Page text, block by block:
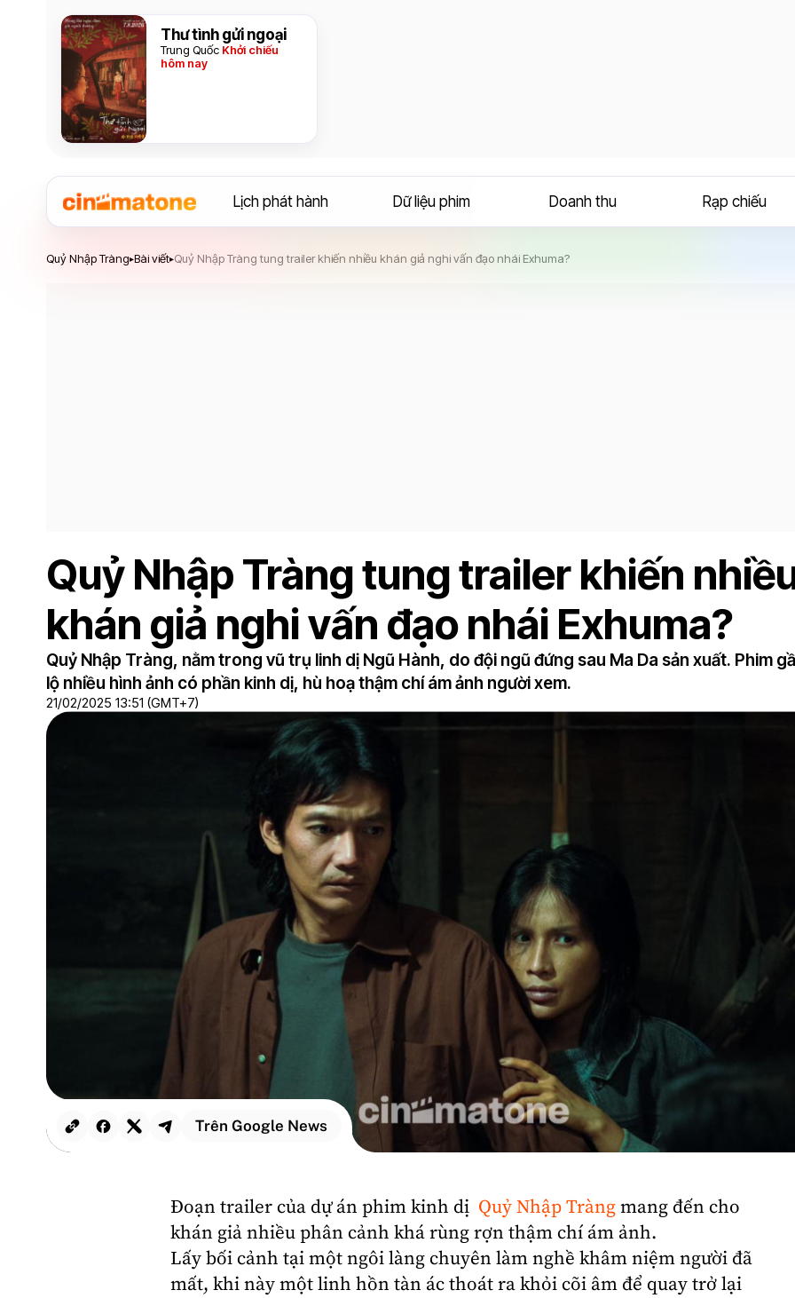
Thư tình gửi ngoại
Trung Quốc Khởi chiếu
hôm nay
Lịch phát hành Dữ liệu phim Doanh thu Rạp chiếu
Quỷ Nhập Tràng▸Bài viết▸Quỷ Nhập Tràng tung trailer khiến nhiều khán giả nghi vấn đạo nhái Exhuma?
Quỷ Nhập Tràng tung trailer khiến
khán giả nghi vấn đạo nhái Exhuma?
Quỷ Nhập Tràng, nằm trong vũ trụ linh dị Ngũ Hành, do đội ngũ đứng sau Ma Da sản xuất. Phim
lộ nhiều hình ảnh có phần kinh dị, hù hoạ thậm chí ám ảnh người xem.
21/02/2025 13:51 (GMT+7)
Trên Google News
Đoạn trailer của dự án phimkinh dị Quỷ Nhập Tràngmang đến cho
khán giả nhiều phân cảnh khá rùng rợn thậm chí ám ảnh.
Lấy bối cảnh tại một ngôi làng chuyên làm nghề khâm niệm người đã
mất, khi này một linh hồn tàn ác thoát ra khỏi cõi âm để quay trở lại